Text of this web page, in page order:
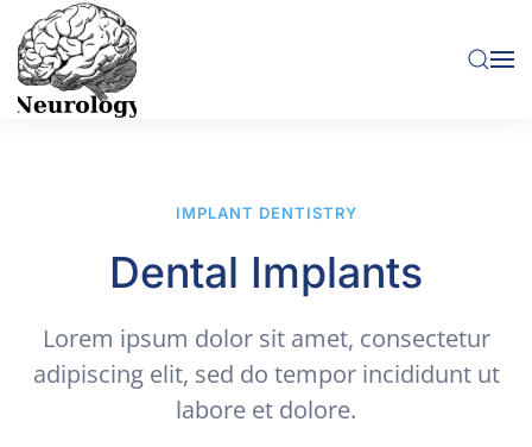
Skip to main content
IMPLANT DENTISTRY
Dental Implants
Lorem ipsum dolor sit amet, consectetur
adipiscing elit, sed do tempor incididunt ut
labore et dolore.